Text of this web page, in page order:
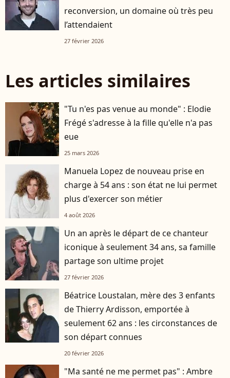
reconversion, un domaine où très peu
l’attendaient
27 février 2026
Les articles similaires
"Tu n'es pas venue au monde" : Elodie
Frégé s'adresse à la fille qu'elle n'a pas
eue
25 mars 2026
Manuela Lopez de nouveau prise en
charge à 54 ans : son état ne lui permet
plus d'exercer son métier
4 août 2026
Un an après le départ de ce chanteur
iconique à seulement 34 ans, sa famille
partage son ultime projet
27 février 2026
Béatrice Loustalan, mère des 3 enfants
de Thierry Ardisson, emportée à
seulement 62 ans : les circonstances de
son départ connues
20 février 2026
"Ma santé ne me permet pas" : Ambre